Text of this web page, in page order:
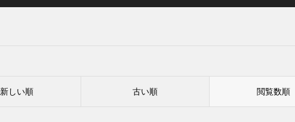
新しい順 古い順 閲覧数順